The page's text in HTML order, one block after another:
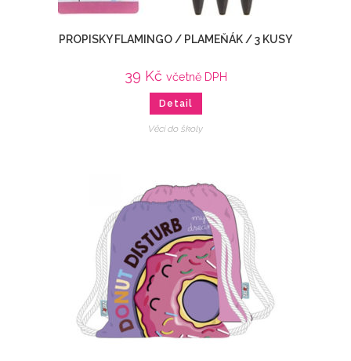
PROPISKY FLAMINGO / PLAMEŇÁK / 3 KUSY
39 Kč včetně DPH
Detail
Věci do školy